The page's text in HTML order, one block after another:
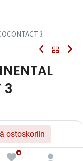
ostoskoriin
0
3
3